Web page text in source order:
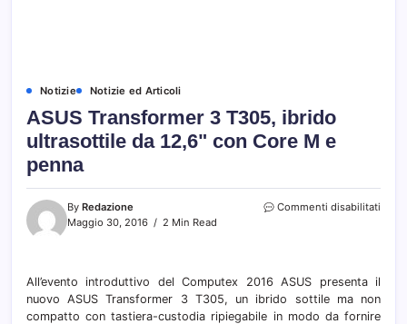
Notizie Notizie ed Articoli
ASUS Transformer 3 T305, ibrido
ultrasottile da 12,6" con Core M e
penna
By Redazione
Maggio 30, 2016
2 Min Read
Commenti disabilitati
da
All’evento introduttivo del Computex 2016 ASUS presenta il
nuovo ASUS Transformer 3 T305, un ibrido sottile ma non
compatto con tastiera-custodia ripiegabile in modo da fornire